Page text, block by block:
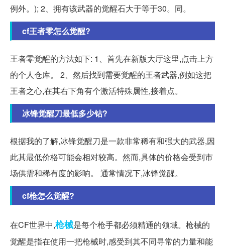
例外。); 2、拥有该武器的觉醒石大于等于30。同。
cf王者零怎么觉醒?
王者零觉醒的方法如下: 1、首先在新版大厅这里,点击上方
的个人仓库。 2、然后找到需要觉醒的王者武器,例如这把
王者之心,在其右下角有个激活特殊属性,接着点。
冰锋觉醒刀最低多少钻?
根据我的了解,冰锋觉醒刀是一款非常稀有和强大的武器,因
此其最低价格可能会相对较高。然而,具体的价格会受到市
场供需和稀有度的影响。 通常情况下,冰锋觉醒。
cf枪怎么觉醒?
在CF世界中,枪械是每个枪手都必须精通的领域。枪械的
觉醒是指在使用一把枪械时,感受到其不同寻常的力量和能